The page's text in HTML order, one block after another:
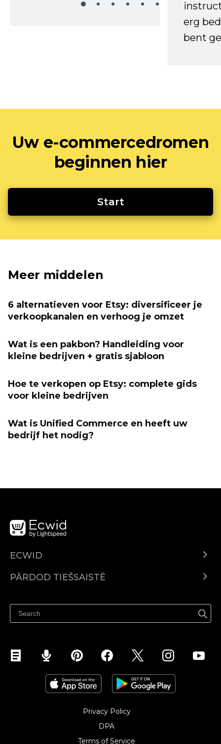
erg
bent
Uw e-commercedromen
beginnen hier
Start
Meer middelen
6 alternatieven voor Etsy: diversificeer je
verkoopkanalen en verhoog je omzet
Wat is een pakbon? Handleiding voor
kleine bedrijven + gratis sjabloon
Hoe te verkopen op Etsy: complete gids
voor kleine bedrijven
Wat is Unified Commerce en heeft uw
bedrijf het nodig?
ECWID
Izcenojumi
PĀRDOD TIEŠSAISTĒ
Pārdod Facebook
Pārdod Instagram
Privacy Policy
DPA
Terms of Service